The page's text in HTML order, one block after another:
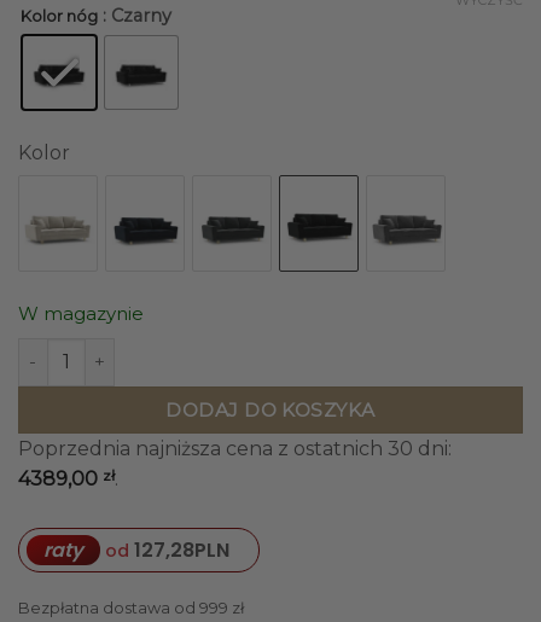
Kolor nóg : Czarny
Kolor
W magazynie
ilość SOFA Kyoto z funkcją spania, czarna tapicerka,
DODAJ DO KOSZYKA
Poprzednia najniższa cena z ostatnich 30 dni:
4389,00 zł.
raty od 127,28PLN
Bezpłatna dostawa od 999 zł